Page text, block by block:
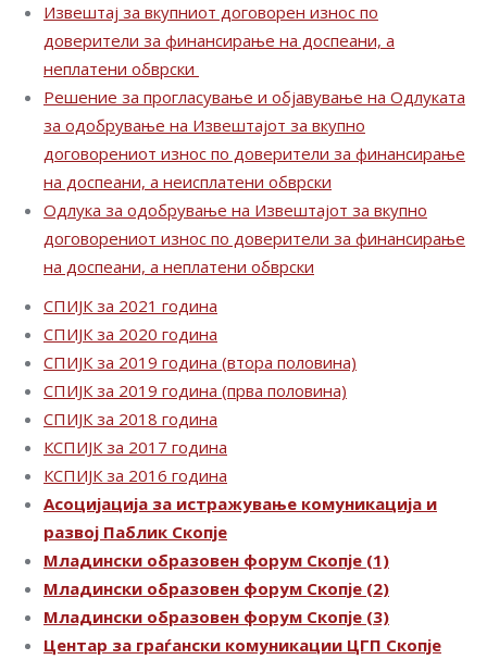
Извештај за вкупниот договорен износ по
доверители за финансирање на доспеани, а
неплатени обврски
Решение за прогласување и објавување на Одлуката
за одобрување на Извештајот за вкупно
договорениот износ по доверители за финансирање
на доспеани, а неисплатени обврски
Одлука за одобрување на Извештајот за вкупно
договорениот износ по доверители за финансирање
на доспеани, а неплатени обврски
СПИЈК за 2021 година
СПИЈК за 2020 година
СПИЈК за 2019 година (втора половина)
СПИЈК за 2019 година (прва половина)
СПИЈК за 2018 година
КСПИЈК за 2017 година
КСПИЈК за 2016 година
Асоцијација за истражување комуникација и
развој Паблик Скопје
Младински образовен форум Скопје (1)
Младински образовен форум Скопје (2)
Младински образовен форум Скопје (3)
Центар за граѓански комуникации ЦГП Скопје